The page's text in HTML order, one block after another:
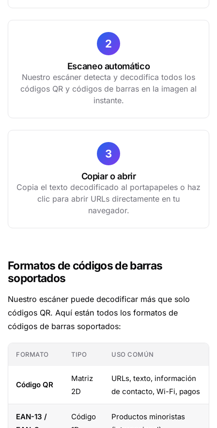
2
Escaneo automático
Nuestro escáner detecta y decodifica todos los
códigos QR y códigos de barras en la imagen al
instante.
3
Copiar o abrir
Copia el texto decodificado al portapapeles o haz
clic para abrir URLs directamente en tu
navegador.
Formatos de códigos de barras
soportados
Nuestro escáner puede decodificar más que solo
códigos QR. Aquí están todos los formatos de
códigos de barras soportados:
FORMATO TIPO USO COMÚN
Código QR
Matriz
2D
URLs, texto, información
de contacto, Wi-Fi, pagos
EAN-13 /
Código
Productos minoristas